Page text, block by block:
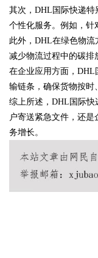
!
其次，DHL国际快递特
个性化服务。例如，针
此外，DHL在绿色物
减少物流过程中的碳排
在企业应用方面，DHL
输链条，确保货物按时
综上所述，DHL国际快
户寄送紧急文件，还
务增长。